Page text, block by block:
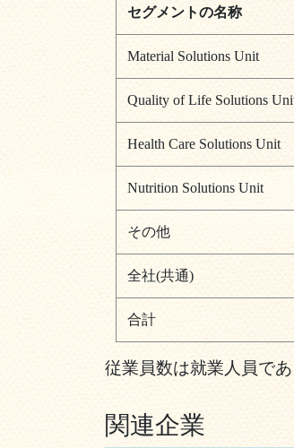
セグメントの名称
Material Solutions Unit
Quality of Life Solutions
Health Care Solutions Unit
Nutrition Solutions Unit
その他
全社(共通)
合計
従業員数は就業人員で
関連企業